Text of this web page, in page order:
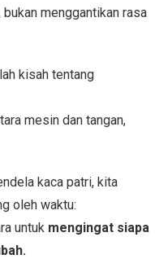
menggantikan rasa
kisah tentang
mesin dan tangan,
kaca patri, kita
oleh waktu:
untuk mengingat siapa